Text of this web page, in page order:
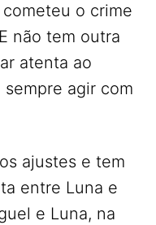
o crime
não tem outra
atenta ao
agir com
ajustes e tem
entre Luna e
e Luna, na